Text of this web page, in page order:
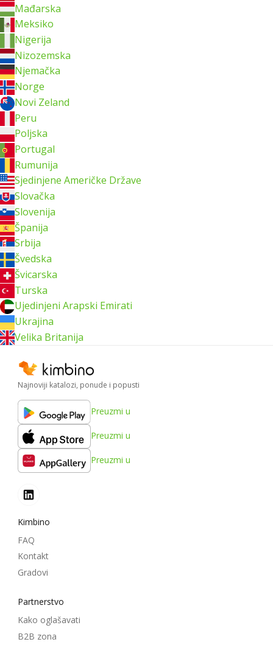
Mađarska
Meksiko
Nigerija
Nizozemska
Njemačka
Norge
Novi Zeland
Peru
Poljska
Portugal
Rumunija
Sjedinjene Američke Države
Slovačka
Slovenija
Španija
Srbija
Švedska
Švicarska
Turska
Ujedinjeni Arapski Emirati
Ukrajina
Velika Britanija
Najnoviji katalozi, ponude i popusti
Preuzmi u
Preuzmi u
Preuzmi u
Kimbino
FAQ
Kontakt
Gradovi
Partnerstvo
Kako oglašavati
B2B zona